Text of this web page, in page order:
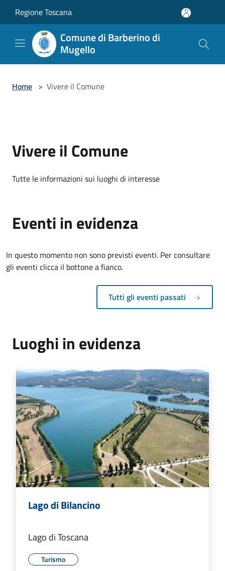
Regione Toscana
Comune di Barberino di
Mugello
Home > Vivere il Comune
Vivere il Comune
Tutte le informazioni sui luoghi di interesse
Eventi in evidenza
In questo momento non sono previsti eventi. Per consultare
gli eventi clicca il bottone a fianco.
Tutti gli eventi passati
Luoghi in evidenza
Lago di Bilancino
Lago di Toscana
Turismo